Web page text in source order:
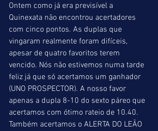
Ontem como já era previsível a
Quinexata não encontrou acertadores
com cinco pontos. As duplas que
vingaram realmente foram difíceis,
apesar de quatro favoritos terem
vencido. Nós não estivemos numa tarde
feliz já que só acertamos um ganhador
(UNO PROSPECTOR). A nosso favor
apenas a dupla 8-10 do sexto páreo que
acertamos com ótimo rateio de 10.40.
Também acertamos o ALERTA DO LEÃO